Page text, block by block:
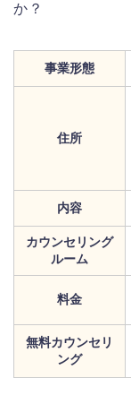
か？
事業形態
住所
内容
カウンセリング
ルーム
料金
無料カウンセリ
ング